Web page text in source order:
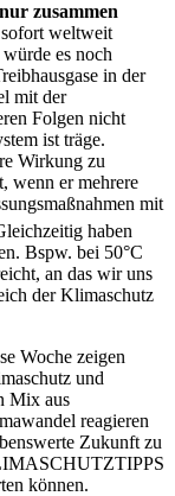
zusammen
weltweit
es noch
in der
mit der
Folgen nicht
ist träge.
Wirkung zu
wenn er mehrere
mit
haben
Bspw. bei 50°C
an das wir uns
der Klimaschutz
Woche zeigen
und
Mix aus
reagieren
Zukunft zu
können.